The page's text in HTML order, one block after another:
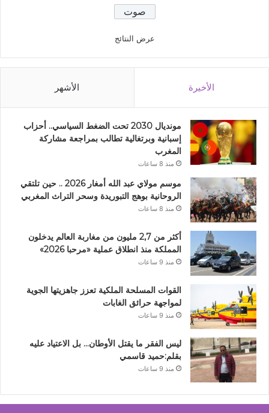
عرض النتائج
الأخيرة الأشهر
مونديال 2030 تحت الضغط السياسي.. أحزاب
إسبانية وبرتغالية تطالب بمراجعة مشاركة
المغرب
منذ 8 ساعات
موسم مولاي عبد الله أمغار 2026 .. حين تلتقي
الروحانية بوهج التبوريدة وسحر التراث المغربي
منذ 8 ساعات
أكثر من 2,7 مليون من مغاربة العالم يدخلون
المملكة منذ انطلاق عملية «مرحبا 2026»
منذ 9 ساعات
القوات المسلحة الملكية تعزز جاهزيتها الجوية
لمواجهة حرائق الغابات
منذ 9 ساعات
ليس الفقر ما يقتل الأوطان… بل الاعتياد عليه
بقلم:حميد قاسمي
منذ 9 ساعات